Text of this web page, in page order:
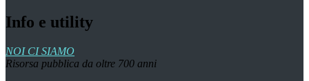
Info e utility
NOI CI SIAMO
Risorsa pubblica da oltre 700 anni